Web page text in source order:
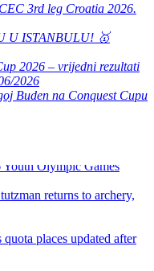
3rd leg Croatia 2026.
U ISTANBULU! 🥇
2026 – vrijedni rezultati
2026
Buden na Conquest Cupu
returns to archery,
places updated after